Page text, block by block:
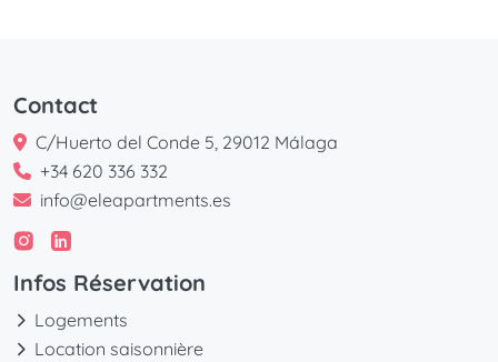
Contact
C/Huerto del Conde 5, 29012 Málaga
+34 620 336 332
info@eleapartments.es
Infos Réservation
Logements
Location saisonnière